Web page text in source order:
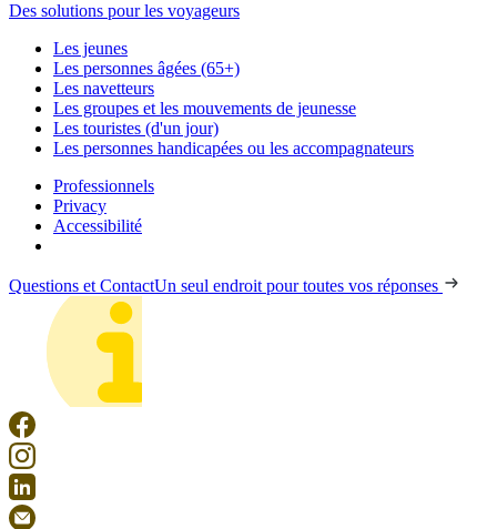
Des solutions pour les voyageurs
Les jeunes
Les personnes âgées (65+)
Les navetteurs
Les groupes et les mouvements de jeunesse
Les touristes (d'un jour)
Les personnes handicapées ou les accompagnateurs
Professionnels
Privacy
Accessibilité
Questions et ContactUn seul endroit pour toutes vos réponses